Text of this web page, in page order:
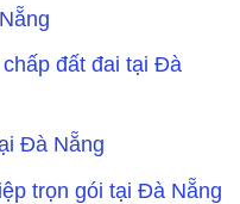
đất đai tại Đà
Đà Nẵng
trọn gói tại Đà Nẵng